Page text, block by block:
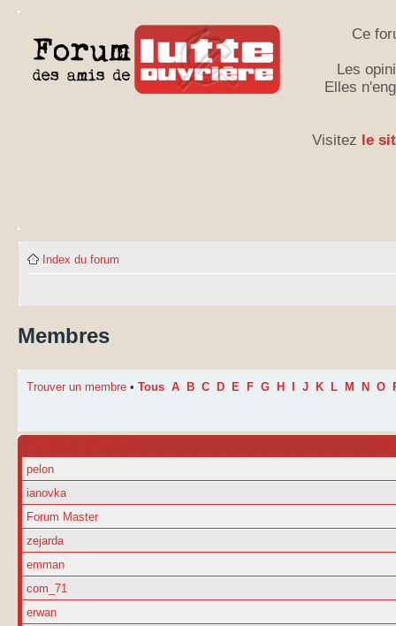
Ce
Les
Elles
Visitez le
Index du forum
Membres
Trouver un membre • Tous A B C D E F G H J K L M N O
NOM D’UTILISATEUR
pelon
ianovka
Forum Master
zejarda
emman
com_71
erwan